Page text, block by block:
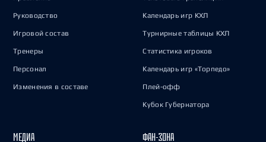
Руководство
Игровой состав
Тренеры
Персонал
Изменения в составе
Календарь игр КХЛ
Турнирные таблицы КХЛ
Статистика игроков
Календарь игр «Торпедо»
Плей-офф
Кубок Губернатора
МЕДИА ФАН-ЗОНА